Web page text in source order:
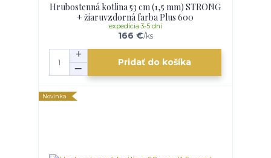
Hrubostenná kotlina 53 cm (1,5 mm) STRONG
+ žiaruvzdorná farba Plus 600
166 €/ks
expedícia 3-5 dní
Pridať do košíka
Novinka